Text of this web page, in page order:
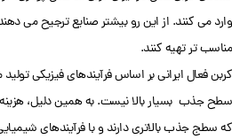
وارد می کنند. از این رو بیشتر صنایع ترجیح می
مناسب تر تهیه کنند.
کربن فعال ایرانی بر اساس فرآیندهای فیزیکی
سطح جذب بسیار بالا نیست. به همین دلیل، هزینه
که سطج جذب بالاتری دارند و با فرآیندهای